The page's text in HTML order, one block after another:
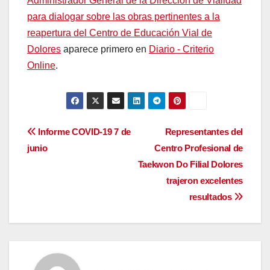
para dialogar sobre las obras pertinentes a la
reapertura del Centro de Educación Vial de
Dolores aparece primero en Diario - Criterio
Online.
Navegación
de
Representantes del
Centro Profesional de
Taekwon Do Filial Dolores
trajeron excelentes
resultados
Informe COVID-19 7 de
junio